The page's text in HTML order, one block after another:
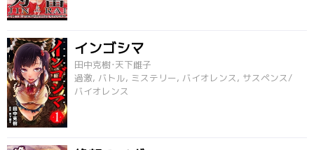
インゴシマ
田中克樹･天下雌子
過激, バトル, ミステリー, バイオレンス, サスペンス/
バイオレンス